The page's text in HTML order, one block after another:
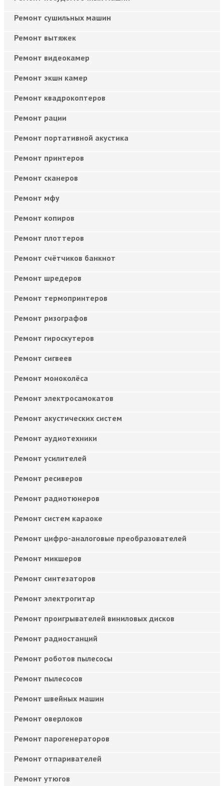
Ремонт сушильных машин
Ремонт вытяжек
Ремонт видеокамер
Ремонт экшн камер
Ремонт квадрокоптеров
Ремонт рации
Ремонт портативной акустика
Ремонт принтеров
Ремонт сканеров
Ремонт мфу
Ремонт копиров
Ремонт плоттеров
Ремонт счётчиков банкнот
Ремонт шредеров
Ремонт термопринтеров
Ремонт ризографов
Ремонт гироскутеров
Ремонт сигвеев
Ремонт моноколёса
Ремонт электросамокатов
Ремонт акустических систем
Ремонт аудиотехники
Ремонт усилителей
Ремонт ресиверов
Ремонт радиотюнеров
Ремонт систем караоке
Ремонт цифро-аналоговые преобразователей
Ремонт микшеров
Ремонт синтезаторов
Ремонт электрогитар
Ремонт проигрывателей виниловых дисков
Ремонт радиостанций
Ремонт роботов пылесосы
Ремонт пылесосов
Ремонт швейных машин
Ремонт оверлоков
Ремонт парогенераторов
Ремонт отпаривателей
Ремонт утюгов